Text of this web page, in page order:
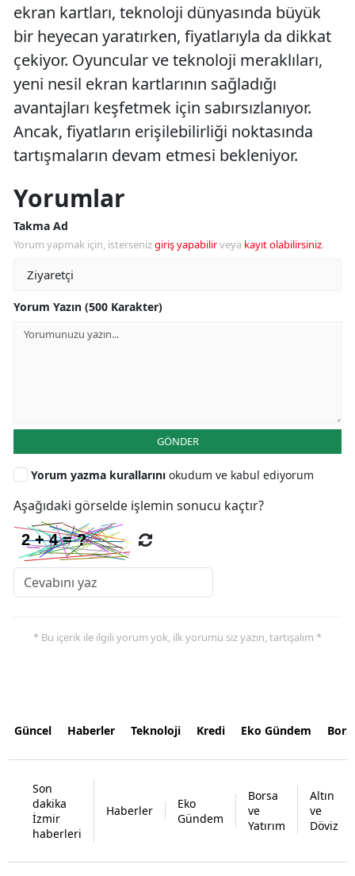
ekran kartları, teknoloji dünyasında büyük
bir heyecan yaratırken, fiyatlarıyla da dikkat
çekiyor. Oyuncular ve teknoloji meraklıları,
yeni nesil ekran kartlarının sağladığı
avantajları keşfetmek için sabırsızlanıyor.
Ancak, fiyatların erişilebilirliği noktasında
tartışmaların devam etmesi bekleniyor.
Yorumlar
Takma Ad
Yorum yapmak için, istersenizgiriş yapabilirveya kayıt olabilirsiniz.
Yorum Yazın (500 Karakter)
GÖNDER
Yorum yazma kurallarını okudum ve kabul ediyorum
Aşağıdaki görselde işlemin sonucu kaçtır?
* Bu içerik ile ilgili yorum yok, ilk yorumu siz yazın, tartışalım *
Güncel Haberler Teknoloji Kredi Eko Gündem
Son
dakika
İzmir
haberleri
Haberler
Eko
Gündem
Borsa
ve
Yatırım
Altın
ve
Döviz